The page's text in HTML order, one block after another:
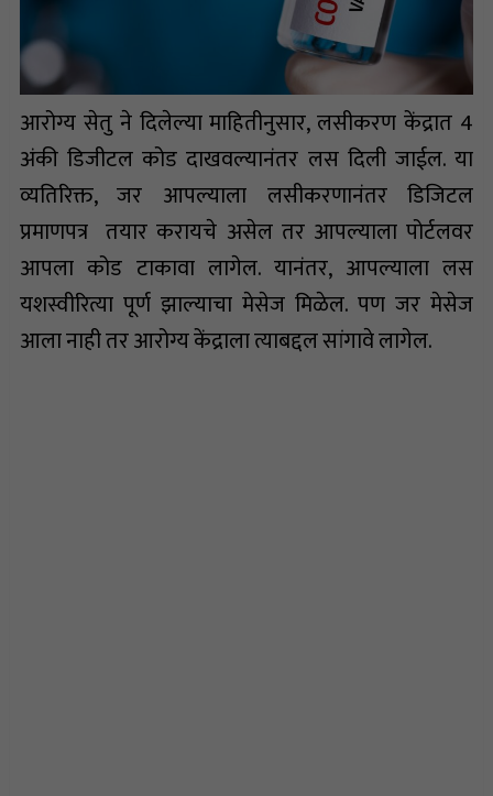
आरोग्य सेतु ने दिलेल्या माहितीनुसार, लसीकरण केंद्रात 4
अंकी डिजीटल कोड दाखवल्यानंतर लस दिली जाईल. या
व्यतिरिक्त, जर आपल्याला लसीकरणानंतर डिजिटल
प्रमाणपत्र तयार करायचे असेल तर आपल्याला पोर्टलवर
आपला कोड टाकावा लागेल. यानंतर, आपल्याला लस
यशस्वीरित्या पूर्ण झाल्याचा मेसेज मिळेल. पण जर मेसेज
आला नाही तर आरोग्य केंद्राला त्याबद्दल सांगावे लागेल.